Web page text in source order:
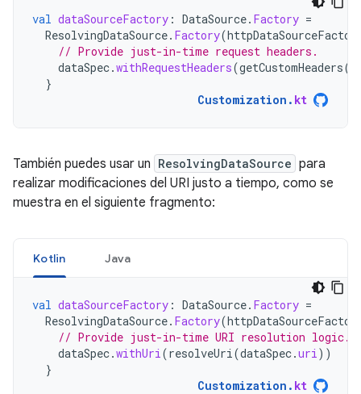
val dataSourceFactory : DataSource. Factory =
ResolvingDataSource. Factory(
// Provide just-in-time request headers.
dataSpec.withRequestHeaders(getCustomHeaders(
}
Customization . kt
También puedes usar un ResolvingDataSource para
realizar modificaciones del URI justo a tiempo, como se
muestra en el siguiente fragmento:
Kotlin Java
val dataSourceFactory : DataSource. Factory =
ResolvingDataSource. Factory(
// Provide just-in-time URI resolution logic.
dataSpec.withUri(resolveUri(dataSpec.uri))
}
Customization . kt